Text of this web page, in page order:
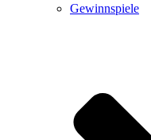
Gewinnspiele